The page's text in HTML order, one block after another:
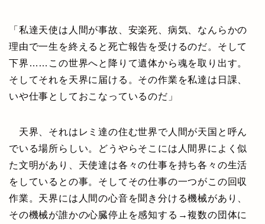
「私達天使は人間が事故、安楽死、病気、なんらかの
理由で一生を終えると死亡報告を受けるのだ。そして
下界……この世界へと降りて遺体から魂を取り出す。
そしてそれを天界に届ける。その作業を私達は日課、
いや仕事としておこなっているのだ」
天界、それはレミ達の住む世界で人間が天国と呼ん
でいる場所らしい。どうやらそこには人間界によく似
た文明があり、天使達は各々の仕事を持ち各々の生活
をしているとの事。そしてその仕事の一つがこの回収
作業。天界には人間の心音を聞き分ける機械があり、
その機械が誰かの心臓停止を感知する→複数の団体に